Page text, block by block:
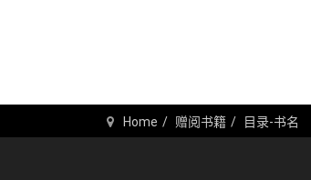
Home 赠阅书籍 目录-书名